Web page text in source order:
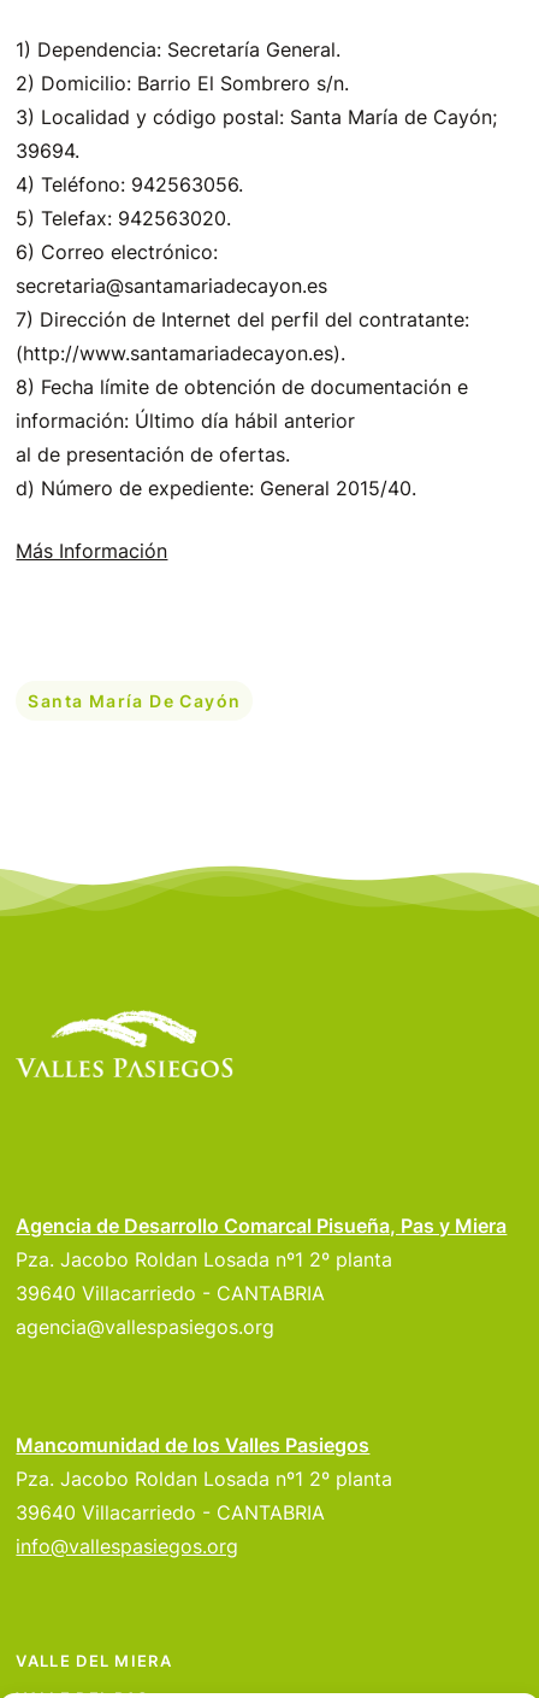
1) Dependencia: Secretaría General.
2) Domicilio: Barrio El Sombrero s/n.
3) Localidad y código postal: Santa María de Cayón;
39694.
4) Teléfono: 942563056.
5) Telefax: 942563020.
6) Correo electrónico:
secretaria@santamariadecayon.es
7) Dirección de Internet del perfil del contratante:
(http://www.santamariadecayon.es).
8) Fecha límite de obtención de documentación e
información: Último día hábil anterior
al de presentación de ofertas.
d) Número de expediente: General 2015/40.
Más Información
Santa María De Cayón
Agencia de Desarrollo Comarcal Pisueña, Pas y Miera
Pza. Jacobo Roldan Losada nº1 2º planta
39640 Villacarriedo - CANTABRIA
agencia@vallespasiegos.org
Mancomunidad de los Valles Pasiegos
Pza. Jacobo Roldan Losada nº1 2º planta
39640 Villacarriedo - CANTABRIA
info@vallespasiegos.org
VALLE DEL MIERA